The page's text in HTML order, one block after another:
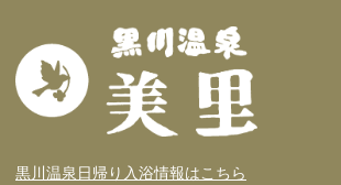
黒川温泉日帰り入浴情報はこちら